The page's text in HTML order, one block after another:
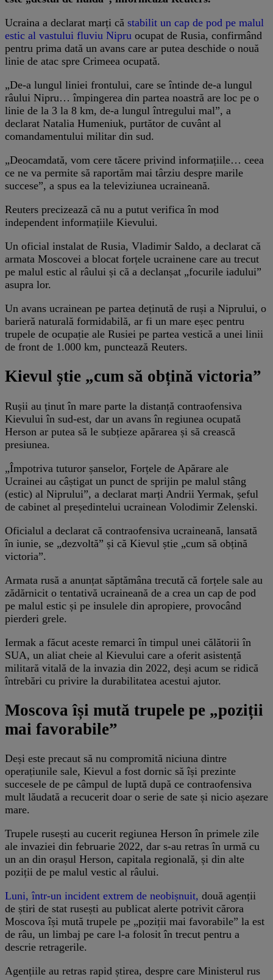
Ucraina a declarat marți că stabilit un cap de pod pe malul
estic al vastului fluviu Nipru ocupat de Rusia, confirmând
pentru prima dată un avans care ar putea deschide o nouă
linie de atac spre Crimeea ocupată.
„De-a lungul liniei frontului, care se întinde de-a lungul
râului Nipru… împingerea din partea noastră are loc pe o
linie de la 3 la 8 km, de-a lungul întregului mal”, a
declarat Natalia Humeniuk, purtător de cuvânt al
comandamentului militar din sud.
„Deocamdată, vom cere tăcere privind informațiile… ceea
ce ne va permite să raportăm mai târziu despre marile
succese”, a spus ea la televiziunea ucraineană.
Reuters precizează că nu a putut verifica în mod
independent informațiile Kievului.
Un oficial instalat de Rusia, Vladimir Saldo, a declarat că
armata Moscovei a blocat forțele ucrainene care au trecut
pe malul estic al râului și că a declanșat „focurile iadului”
asupra lor.
Un avans ucrainean pe partea deținută de ruși a Niprului, o
barieră naturală formidabilă, ar fi un mare eșec pentru
trupele de ocupație ale Rusiei pe partea vestică a unei linii
de front de 1.000 km, punctează Reuters.
Kievul știe „cum să obțină victoria”
Rușii au ținut în mare parte la distanță contraofensiva
Kievului în sud-est, dar un avans în regiunea ocupată
Herson ar putea să le subțieze apărarea și să crească
presiunea.
„Împotriva tuturor șanselor, Forțele de Apărare ale
Ucrainei au câștigat un punct de sprijin pe malul stâng
(estic) al Niprului”, a declarat marți Andrii Yermak, șeful
de cabinet al președintelui ucrainean Volodimir Zelenski.
Oficialul a declarat că contraofensiva ucraineană, lansată
în iunie, se „dezvoltă” și că Kievul știe „cum să obțină
victoria”.
Armata rusă a anunțat săptămâna trecută că forțele sale au
zădărnicit o tentativă ucraineană de a crea un cap de pod
pe malul estic și pe insulele din apropiere, provocând
pierderi grele.
Iermak a făcut aceste remarci în timpul unei călătorii în
SUA, un aliat cheie al Kievului care a oferit asistență
militară vitală de la invazia din 2022, deși acum se ridică
întrebări cu privire la durabilitatea acestui ajutor.
Moscova își mută trupele pe „poziții
mai favorabile”
Deși este precaut să nu compromită niciuna dintre
operațiunile sale, Kievul a fost dornic să își prezinte
succesele de pe câmpul de luptă după ce contraofensiva
mult lăudată a recucerit doar o serie de sate și nicio așezare
mare.
Trupele rusești au cucerit regiunea Herson în primele zile
ale invaziei din februarie 2022, dar s-au retras în urmă cu
un an din orașul Herson, capitala regională, și din alte
poziții de pe malul vestic al râului.
Luni, într-un incident extrem de neobișnuit, două agenții
de știri de stat rusești au publicat alerte potrivit cărora
Moscova își mută trupele pe „poziții mai favorabile” la est
de râu, un limbaj pe care l-a folosit în trecut pentru a
descrie retragerile.
Agențiile au retras rapid știrea, despre care Ministerul rus